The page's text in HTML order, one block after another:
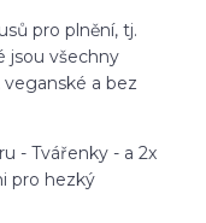
pro plnění, tj.
jsou všechny
a bez
- Tvářenky - a 2x
pro hezký